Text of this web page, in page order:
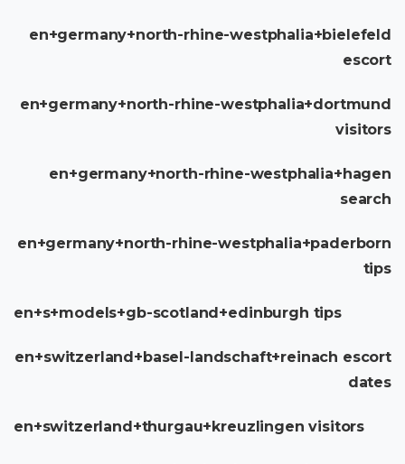
en+germany+north-rhine-westphalia+bielefeld
escort
en+germany+north-rhine-westphalia+dortmund
visitors
en+germany+north-rhine-westphalia+hagen
search
en+germany+north-rhine-westphalia+paderborn
tips
en+s+models+gb-scotland+edinburgh tips
en+switzerland+basel-landschaft+reinach escort
dates
en+switzerland+thurgau+kreuzlingen visitors